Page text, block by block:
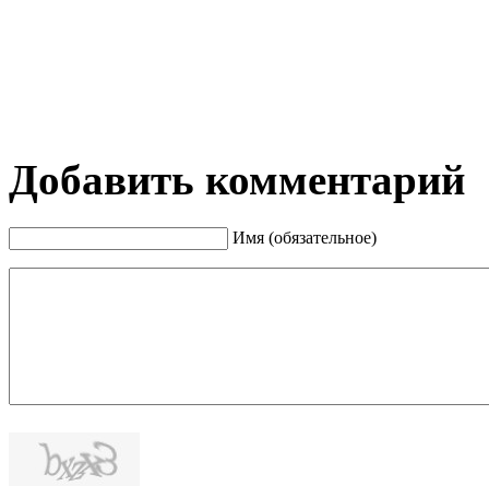
Добавить комментарий
Имя (обязательное)